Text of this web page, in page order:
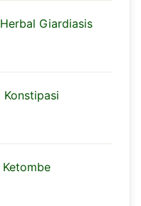
Giardiasis
Konstipasi